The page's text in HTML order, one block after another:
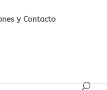
y Contacto